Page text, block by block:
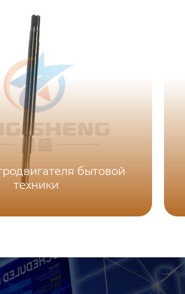
бытовой
техники